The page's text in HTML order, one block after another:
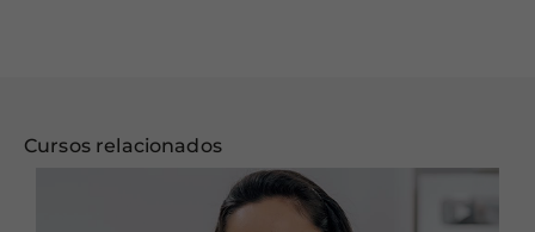
Cursos relacionados